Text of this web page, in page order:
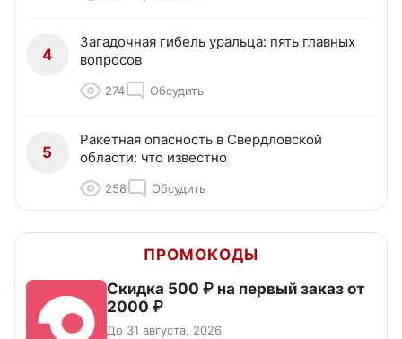
4
Загадочная гибель уральца: пять главных
вопросов
274 Обсудить
5
Ракетная опасность в Свердловской
области: что известно
258 Обсудить
ПРОМОКОДЫ
Скидка 500 ₽ на первый заказ от
2000 ₽
До 31 августа, 2026